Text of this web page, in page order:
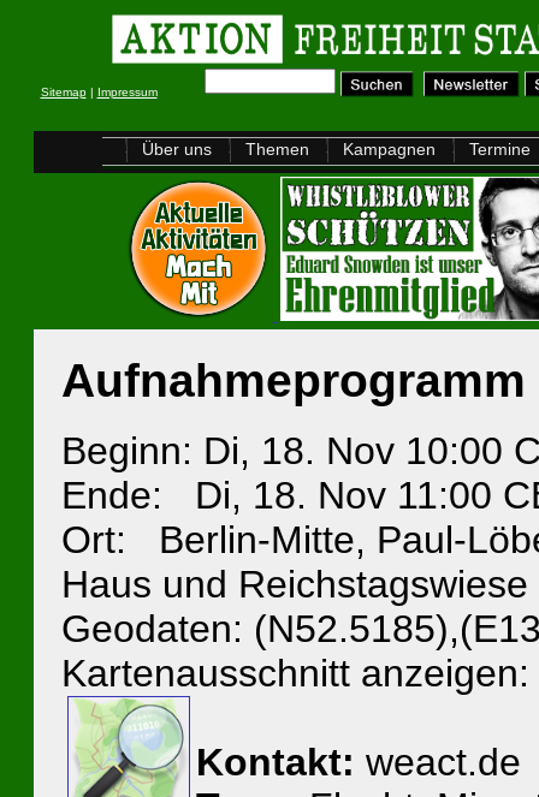
Sitemap| Impressum
Über uns Themen Kampagnen Termine
Beginn: Di, 18. Nov 10:00
Ende: Di, 18. Nov 11:00
Ort: Berlin-Mitte, Paul-
Haus und Reichstagswiese
Geodaten:
Kartenausschnitt anzeigen:
Kontakt: weact.de